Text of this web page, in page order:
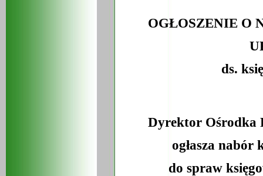
OGŁOSZENIE O
ds.
Dyrektor Ośrodka
ogłasza nabór
do spraw